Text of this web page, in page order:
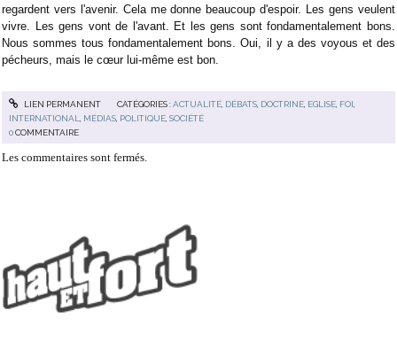
regardent vers l'avenir. Cela me donne beaucoup d'espoir. Les gens veulent
vivre. Les gens vont de l'avant. Et les gens sont fondamentalement bons.
Nous sommes tous fondamentalement bons. Oui, il y a des voyous et des
pécheurs, mais le cœur lui-même est bon.
LIEN PERMANENT CATÉGORIES :ACTUALITÉ, DÉBATS, DOCTRINE, EGLISE, FOI,
INTERNATIONAL
MÉDIAS POLITIQUE ,SOCIÉTÉ
0COMMENTAIRE
Les commentaires sont fermés.